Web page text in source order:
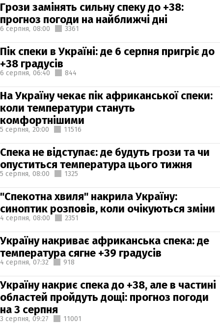
Грози замінять сильну спеку до +38:
прогноз погоди на найближчі дні
6 серпня, 08:00 3361
Пік спеки в Україні: де 6 серпня пригріє до
+38 градусів
6 серпня, 06:40 844
На Україну чекає пік африканської спеки:
коли температури стануть
комфортнішими
5 серпня, 20:00 11516
Спека не відступає: де будуть грози та чи
опуститься температура цього тижня
5 серпня, 08:00 1325
"Спекотна хвиля" накрила Україну:
синоптик розповів, коли очікуються зміни
4 серпня, 08:00 2351
Україну накриває африканська спека: де
температура сягне +39 градусів
4 серпня, 07:32 918
Україну накриє спека до +38, але в частині
областей пройдуть дощі: прогноз погоди
на 3 серпня
3 серпня, 09:27 11001